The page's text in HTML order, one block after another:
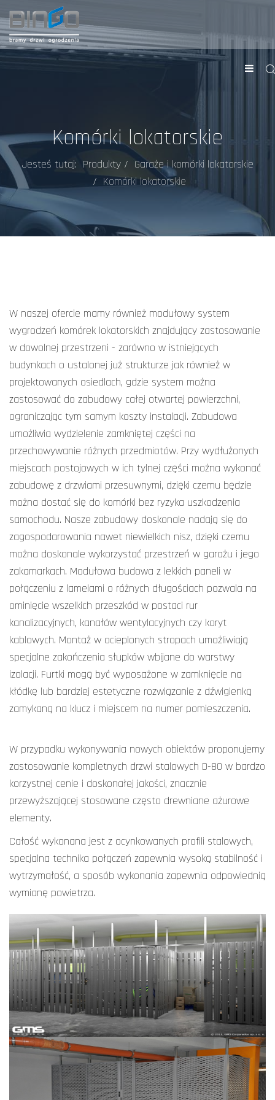
Komórki lokatorskie
Jesteś tutaj: Produkty
Garaże i komórki lokatorskie
Komórki lokatorskie
W naszej ofercie mamy również modułowy system
wygrodzeń komórek lokatorskich znajdujący zastosowanie
w dowolnej przestrzeni - zarówno w istniejących
budynkach o ustalonej już strukturze jak również w
projektowanych osiedlach, gdzie system można
zastosować do zabudowy całej otwartej powierzchni,
ograniczając tym samym koszty instalacji. Zabudowa
umożliwia wydzielenie zamkniętej części na
przechowywanie różnych przedmiotów. Przy wydłużonych
miejscach postojowych w ich tylnej części można wykonać
zabudowę z drzwiami przesuwnymi, dzięki czemu będzie
można dostać się do komórki bez ryzyka uszkodzenia
samochodu. Nasze zabudowy doskonale nadają się do
zagospodarowania nawet niewielkich nisz, dzięki czemu
można doskonale wykorzystać przestrzeń w garażu i jego
zakamarkach. Modułowa budowa z lekkich paneli w
połączeniu z lamelami o różnych długościach pozwala na
ominięcie wszelkich przeszkód w postaci rur
kanalizacyjnych, kanałów wentylacyjnych czy koryt
kablowych. Montaż w ocieplonych stropach umożliwiają
specjalne zakończenia słupków wbijane do warstwy
izolacji. Furtki mogą być wyposażone w zamknięcie na
kłódkę lub bardziej estetyczne rozwiązanie z dźwigienką
zamykaną na klucz i miejscem na numer pomieszczenia.
W przypadku wykonywania nowych obiektów proponujemy
zastosowanie kompletnych drzwi stalowych D-80 w bardzo
korzystnej cenie i doskonałej jakości, znacznie
przewyższającej stosowane często drewniane ażurowe
elementy.
Całość wykonana jest z ocynkowanych profili stalowych,
specjalna technika połączeń zapewnia wysoką stabilność i
wytrzymałość, a sposób wykonania zapewnia odpowiednią
wymianę powietrza.